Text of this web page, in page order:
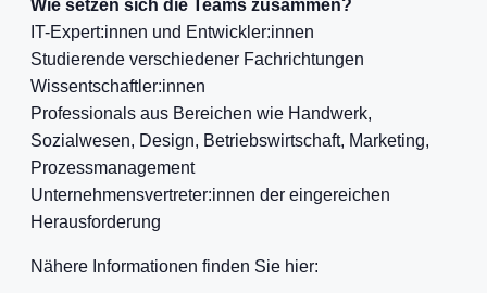
Wie setzen sich die Teams zusammen?
IT-Expert:innen und Entwickler:innen
Studierende verschiedener Fachrichtungen
Wissentschaftler:innen
Professionals aus Bereichen wie Handwerk,
Sozialwesen, Design, Betriebswirtschaft, Marketing,
Prozessmanagement
Unternehmensvertreter:innen der eingereichen
Herausforderung
Nähere Informationen finden Sie hier: